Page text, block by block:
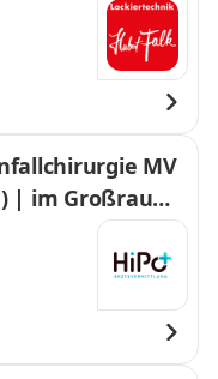
MV
| im Großraum